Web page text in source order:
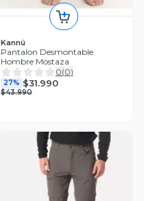
Kannú
Pantalon Desmontable
Hombre Mostaza
0(0)
27% $31.990
$43.990